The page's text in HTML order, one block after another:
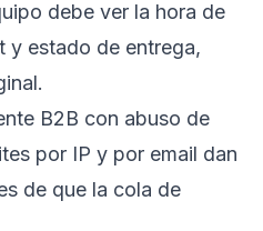
debe ver la hora de
y estado de entrega,
B2B con abuso de
por IP y por email dan
de que la cola de